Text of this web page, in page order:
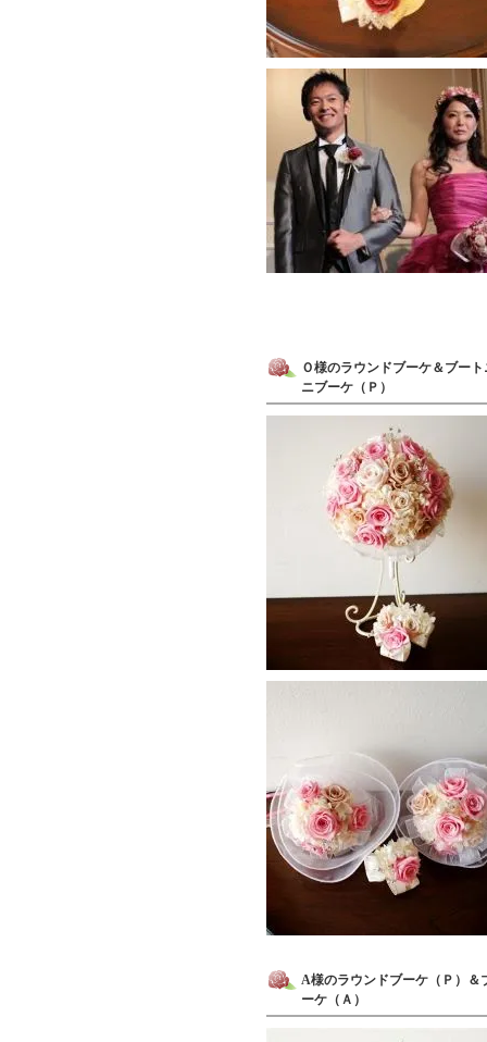
Ｏ様のラウンドブーケ＆ブー
ニブーケ（Ｐ）
A様のラウンドブーケ（Ｐ）＆
ーケ（Ａ）